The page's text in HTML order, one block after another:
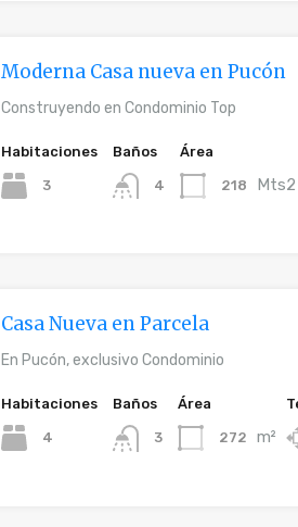
Moderna Casa nueva en Pucón
Construyendo en Condominio Top
Habitaciones
3
Baños
4
Área
218 Mts2
Casa Nueva en Parcela
En Pucón, exclusivo Condominio
Habitaciones
4
Baños
3
Área
272 m²